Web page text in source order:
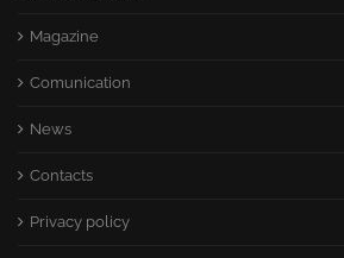
Magazine
Comunication
News
Contacts
Privacy policy